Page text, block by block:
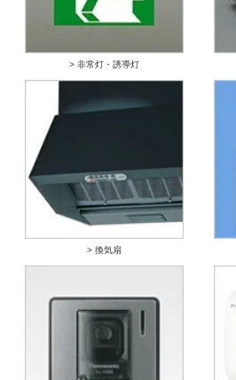
> 非常灯・誘導灯
> 換気扇